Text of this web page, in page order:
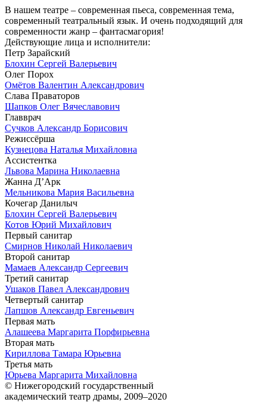
В нашем театре – современная пьеса, современная тема,
современный театральный язык. И очень подходящий для
современности жанр – фантасмагория!
Действующие лица и исполнители:
Петр Зарайский
Блохин Сергей Валерьевич
Олег Порох
Омётов Валентин Александрович
Слава Праваторов
Шапков Олег Вячеславович
Главврач
Сучков Александр Борисович
Режиссёрша
Кузнецова Наталья Михайловна
Ассистентка
Львова Марина Николаевна
Жанна Д’Арк
Мельникова Мария Васильевна
Кочегар Данилыч
Блохин Сергей Валерьевич
Котов Юрий Михайлович
Первый санитар
Смирнов Николай Николаевич
Второй санитар
Мамаев Александр Сергеевич
Третий санитар
Ушаков Павел Александрович
Четвертый санитар
Лапшов Александр Евгеньевич
Первая мать
Алашеева Маргарита Порфирьевна
Вторая мать
Кириллова Тамара Юрьевна
Третья мать
Юрьева Маргарита Михайловна
© Нижегородский государственный
академический театр драмы, 2009–2020